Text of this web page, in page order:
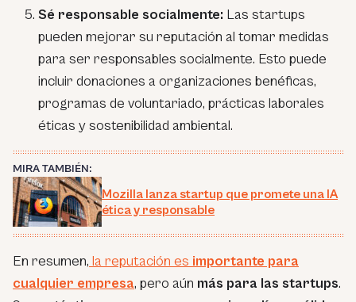
Sé responsable socialmente: Las startups
pueden mejorar su reputación al tomar medidas
para ser responsables socialmente. Esto puede
incluir donaciones a organizaciones benéficas,
programas de voluntariado, prácticas laborales
éticas y sostenibilidad ambiental.
MIRA TAMBIÉN:
Mozilla lanza startup que promete una IA
ética y responsable
En resumen, la reputación es importante para
cualquier empresa, pero aún más para las startups.